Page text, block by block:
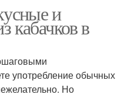
и
кабачков в
употребление обычных
Но